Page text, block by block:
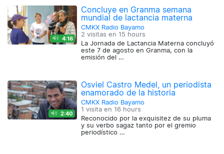
4:16
Concluye en Granma semana
mundial de lactancia materna
CMKX Radio Bayamo
2 visitas en 15 hours
La Jornada de Lactancia Materna concluyó
este 7 de agosto en Granma, con la
emisión del …
2:40
Osviel Castro Medel, un periodista
enamorado de la historia
CMKX Radio Bayamo
1 visita en 16 hours
Reconocido por la exquisitez de su pluma
y su verbo sagaz tanto por el gremio
periodístico …